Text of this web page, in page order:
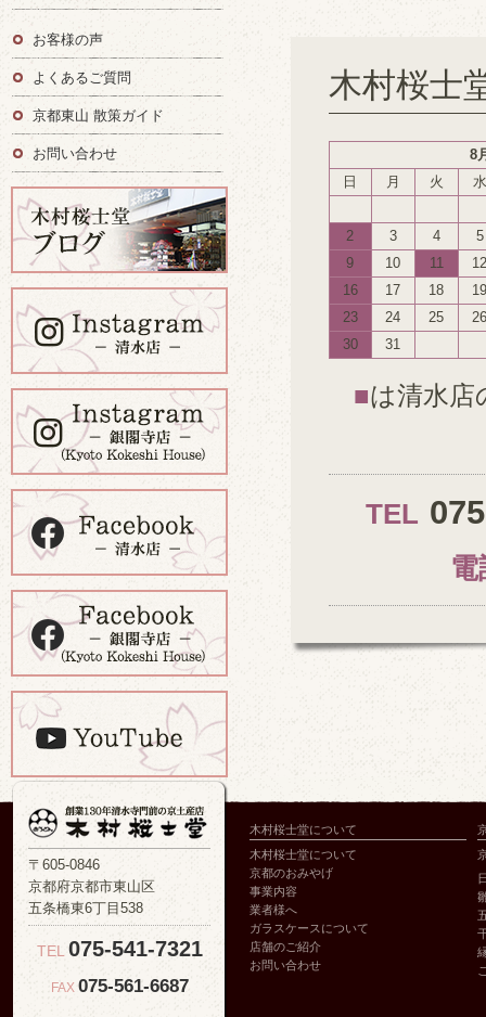
木村桜士
8
日
月 火 水
2 3 4
5
9
10 11
12
16
17 18
19
23
24 25
26
30
31
■は清水店
TEL
電
お客様の声
よくあるご質問
京都東山 散策ガイド
お問い合わせ
〒605-0846
京都府京都市東山区
五条橋東6丁目538
TEL 075-541-7321
FAX 075-561-6687
木村桜士堂について
木村桜士堂について
京都のおみやげ
事業内容
業者様へ
ガラスケースについて
店舗のご紹介
お問い合わせ